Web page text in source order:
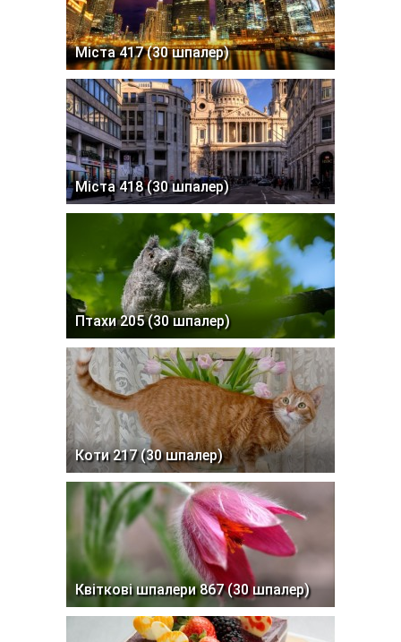
Міста 417 (30 шпалер)
Міста 418 (30 шпалер)
Птахи 205 (30 шпалер)
Коти 217 (30 шпалер)
Квіткові шпалери 867 (30 шпалер)